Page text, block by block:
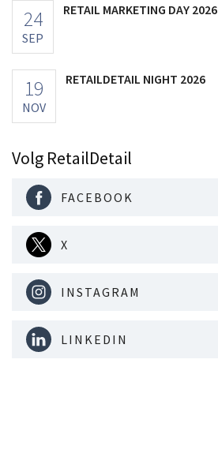
24
SEP
RETAIL MARKETING DAY 2026
19
NOV
RETAILDETAIL NIGHT 2026
Volg RetailDetail
FACEBOOK
X
INSTAGRAM
LINKEDIN